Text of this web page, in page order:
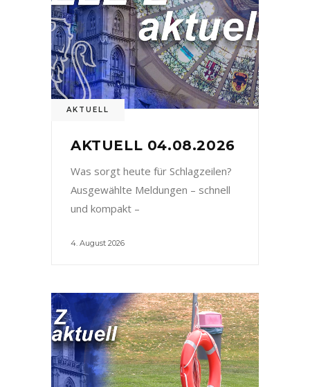
AKTUELL
AKTUELL 04.08.2026
Was sorgt heute für Schlagzeilen?
Ausgewählte Meldungen – schnell
und kompakt –
4. August 2026